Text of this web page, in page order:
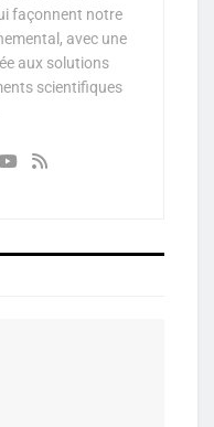
façonnent notre
avec une
aux solutions
scientifiques